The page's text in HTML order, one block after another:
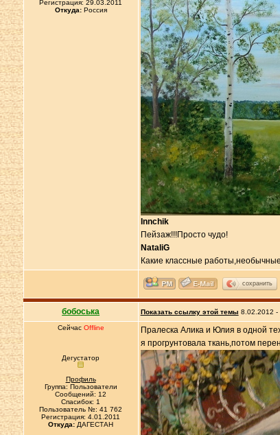
Регистрация: 29.03.2011
Откуда:Россия
Innchik
Пейзаж!!!Просто чудо!
NataliG
Какие классные
сохранить
бобоська Показать ссылку этой темы 8.02.2012 -
Сейчас Offline
Дегустатор
Профиль
Группа: Пользователи
Сообщений: 12
Спасибок: 1
Пользователь №: 41 762
Регистрация: 4.01.2011
Откуда: ДАГЕСТАН
Пралеска Алика и Юлия в одной
я прогрунтовала ткань,потом